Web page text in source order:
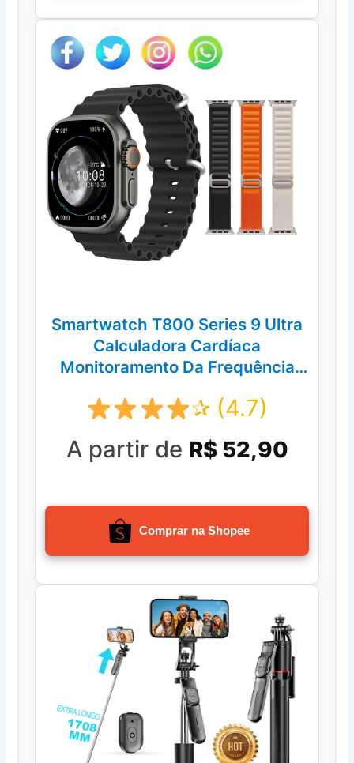
Smartwatch T800 Series 9 Ultra
Calculadora Cardíaca
Monitoramento Da Frequência
✰ (4.7)
A partir de R$ 52,90
Comprar na Shopee